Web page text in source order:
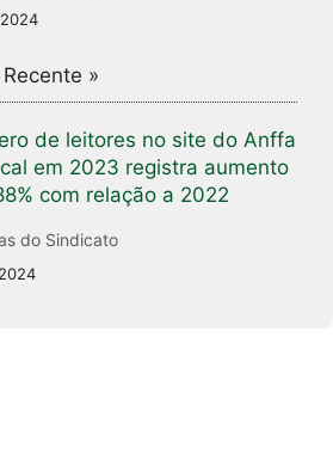
»
de leitores no site do Anffa
em 2023 registra aumento
com relação a 2022
do Sindicato